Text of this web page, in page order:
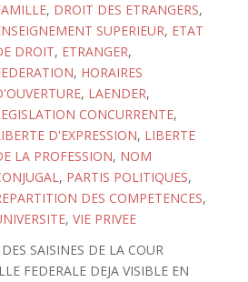
, DROIT DES ETRANGERS,
SUPERIEUR, ETAT
DROIT, ETRANGER,
, HORAIRES
, LAENDER,
CONCURRENTE,
D'EXPRESSION, LIBERTE
LA PROFESSION, NOM
, PARTIS POLITIQUES,
DES COMPETENCES,
, VIE PRIVEE
SAISINES DE LA COUR
FEDERALE DEJA VISIBLE EN